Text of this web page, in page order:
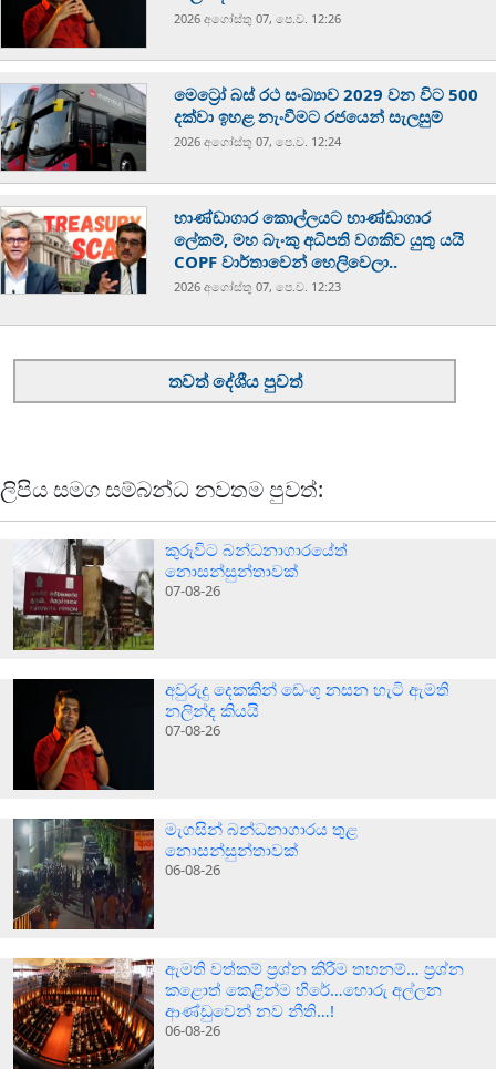
2026 අගෝස්‍තු 07, පෙ.ව. 12:26
මෙට්‍රෝ බස් රථ සංඛ්‍යාව 2029 වන විට 500
දක්වා ඉහළ නැංවීමට රජයෙන් සැලසුම්
2026 අගෝස්‍තු 07, පෙ.ව. 12:24
භාණ්ඩාගාර කොල්ලයට භාණ්ඩාගාර
ලේකම්, මහ බැංකු අධිපති වගකිව යුතු යයි
COPF වාර්තාවෙන් හෙලිවෙලා..
2026 අගෝස්‍තු 07, පෙ.ව. 12:23
තවත් දේශීය පුවත්
ලිපිය සමග සම්බන්ධ නවතම පුවත්:
කුරුවිට බන්ධනාගාරයේත්
නොසන්සුන්තාවක්
07-08-26
අවුරුදු දෙකකින් ඩෙංගු නසන හැටි ඇමති
නලින්ද කියයි
07-08-26
මැගසින් බන්ධනාගාරය තුළ
නොසන්සුන්තාවක්
06-08-26
ඇමති වත්කම් ප්‍රශ්න කිරීම තහනම්… ප්‍රශ්න
කළොත් කෙළින්ම හිරේ…හොරු අල්ලන
ආණ්ඩුවෙන් නව නීති…!
06-08-26